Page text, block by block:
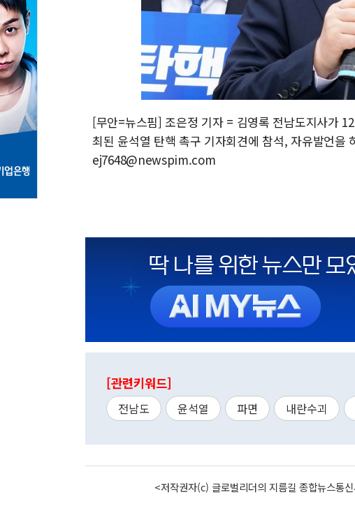
[무안=뉴스핌] 조은정 기자 = 김영록 전남도지사가
최된 윤석열 탄핵 촉구 기자회견에 참석, 자유발언을
ej7648@newspim.com
[관련키워드]
전남도 윤석열 파면 내란수괴
<저작권자(c) 글로벌리더의 지름길 종합뉴스